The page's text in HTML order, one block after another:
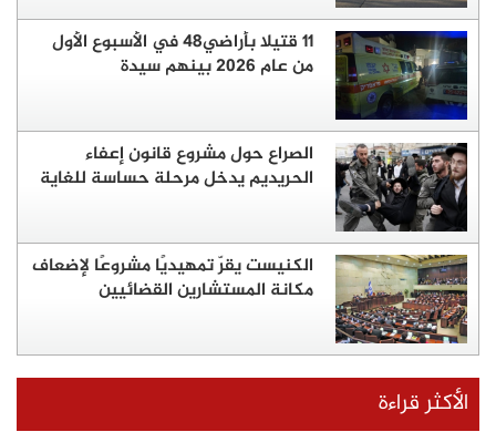
11 قتيلا بأراضي48 في الأسبوع الأول
من عام 2026 بينهم سيدة
الصراع حول مشروع قانون إعفاء
الحريديم يدخل مرحلة حساسة للغاية
الكنيست يقرّ تمهيديًا مشروعًا لإضعاف
مكانة المستشارين القضائيين
الأكثر قراءة